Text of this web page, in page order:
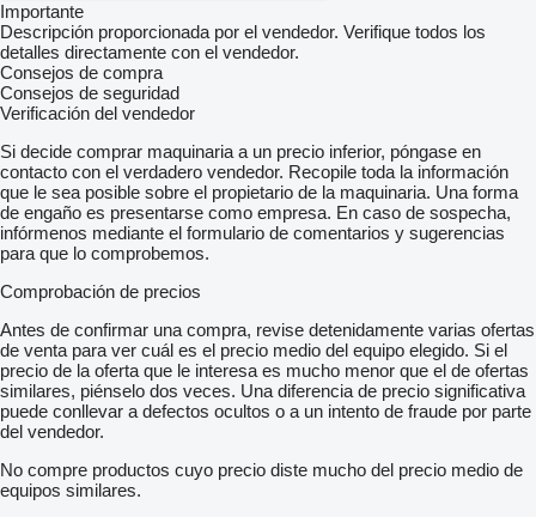
Importante
Descripción proporcionada por el vendedor. Verifique todos los
detalles directamente con el vendedor.
Consejos de compra
Consejos de seguridad
Verificación del vendedor
Si decide comprar maquinaria a un precio inferior, póngase en
contacto con el verdadero vendedor. Recopile toda la información
que le sea posible sobre el propietario de la maquinaria. Una forma
de engaño es presentarse como empresa. En caso de sospecha,
infórmenos mediante el formulario de comentarios y sugerencias
para que lo comprobemos.
Comprobación de precios
Antes de confirmar una compra, revise detenidamente varias ofertas
de venta para ver cuál es el precio medio del equipo elegido. Si el
precio de la oferta que le interesa es mucho menor que el de ofertas
similares, piénselo dos veces. Una diferencia de precio significativa
puede conllevar a defectos ocultos o a un intento de fraude por parte
del vendedor.
No compre productos cuyo precio diste mucho del precio medio de
equipos similares.